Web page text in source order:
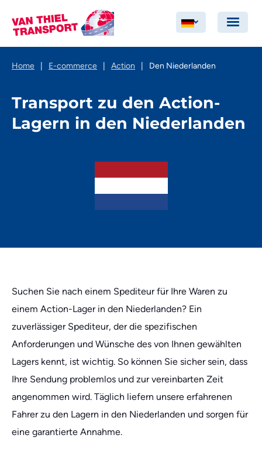
Home E-commerce Action Den Niederlanden
Transport zu den Action-
Lagern in den Niederlanden
Suchen Sie nach einem Spediteur für Ihre Waren zu
einem Action-Lager in den Niederlanden? Ein
zuverlässiger Spediteur, der die spezifischen
Anforderungen und Wünsche des von Ihnen gewählten
Lagers kennt, ist wichtig. So können Sie sicher sein, dass
Ihre Sendung problemlos und zur vereinbarten Zeit
angenommen wird. Täglich liefern unsere erfahrenen
Fahrer zu den Lagern in den Niederlanden und sorgen für
eine garantierte Annahme.